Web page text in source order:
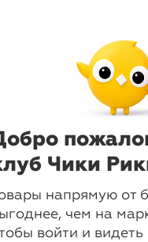
Чики
напрямую от
чем на
войти и
доступ